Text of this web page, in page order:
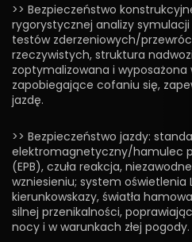
>> Bezpieczeństwo
rygorystycznej analizy symulacji
testów zderzeniowych/
rzeczywistych, struktura
zoptymalizowana i wyposażona
zapobiegające cofaniu się,
jazdę.
>> Bezpieczeństwo jazdy:
elektromagnetyczny/hamulec
(EPB), czuła reakcja,
wzniesieniu; system oświetlenia
kierunkowskazy, światła
silnej przenikalności,
nocy i w warunkach złej pogody.